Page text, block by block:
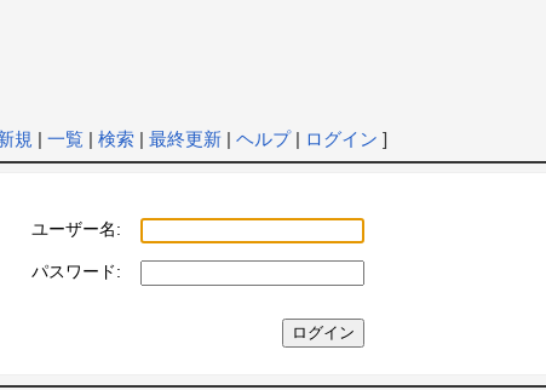
規 | 一覧| 検索| 最終更新| ヘルプ| ログイン ]
ユーザー名:
パスワード: